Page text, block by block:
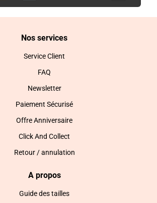
Nos services
Service Client
FAQ
Newsletter
Paiement Sécurisé
Offre Anniversaire
Click And Collect
Retour / annulation
A propos
Guide des tailles